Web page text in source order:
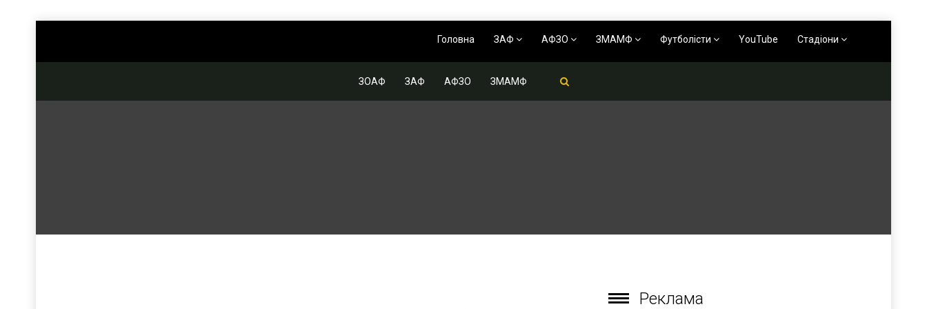
Головна ЗАФ АФЗО ЗМАМФ Футболісти YouTube Стадіони
ЗОАФ ЗАФ АФЗО ЗМАМФ
Реклама